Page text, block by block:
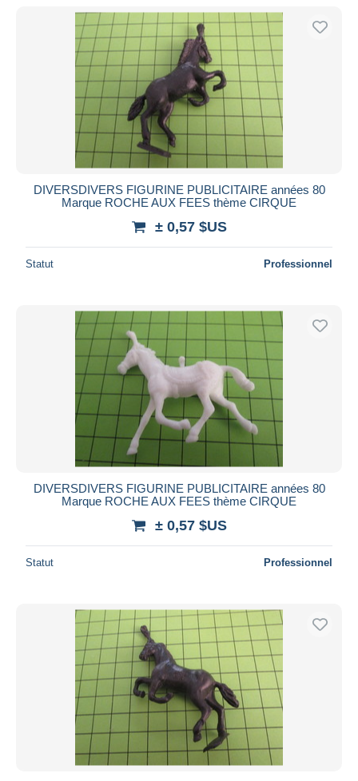
DIVERSDIVERS FIGURINE PUBLICITAIRE années 80
Marque ROCHE AUX FEES thème CIRQUE
± 0,57 $US
Statut Professionnel
DIVERSDIVERS FIGURINE PUBLICITAIRE années 80
Marque ROCHE AUX FEES thème CIRQUE
± 0,57 $US
Statut Professionnel